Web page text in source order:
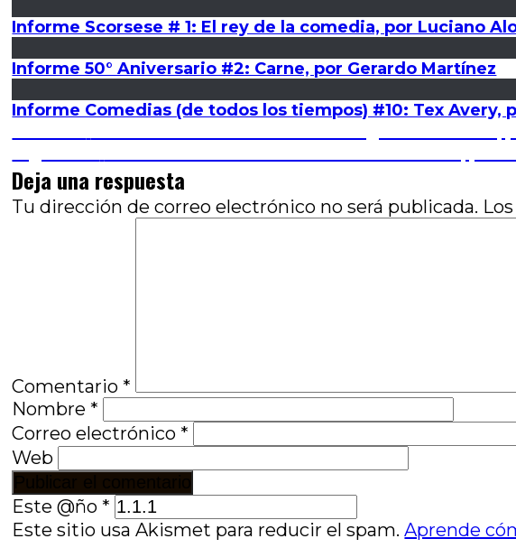
Informe Scorsese # 1: El rey de la comedia, por Luciano
Informe 50° Aniversario #2: Carne, por Gerardo Martínez
Informe Comedias (de todos los tiempos) #10: Tex Avery,
Navegación
de
entradas
siguiente:
Deja una respuesta
Tu dirección de correo electrónico no será publicada.
Comentario *
Nombre *
Correo electrónico *
Web
Este @ño *
Este sitio usa Akismet para reducir el spam.Aprende